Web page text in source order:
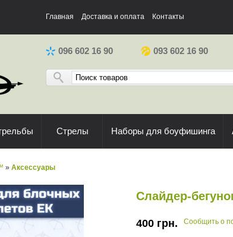
Главная Доставка и оплата Контакты
096 602 16 90 093 602 16 90
Стрелы Наборы для боуфишинга
» Аксессуары
Слайдер-
400 грн. Сообщить о